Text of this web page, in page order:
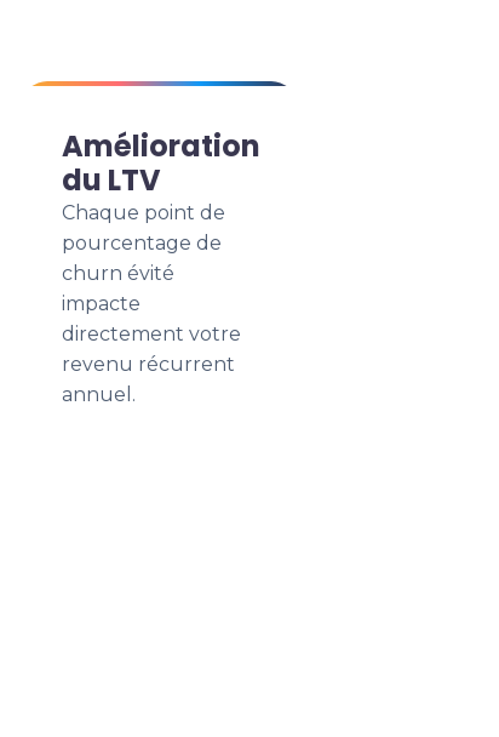
Amélioration
du LTV
Chaque point de
pourcentage de
churn évité
impacte
directement votre
revenu récurrent
annuel.